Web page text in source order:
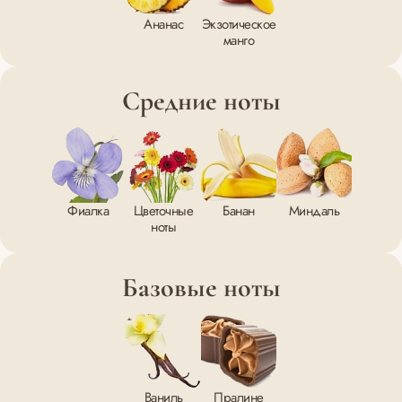
Ананас
Экзотическое
манго
Средние ноты
Фиалка
Цветочные
ноты
Банан Миндаль
Базовые ноты
Ваниль Пралине